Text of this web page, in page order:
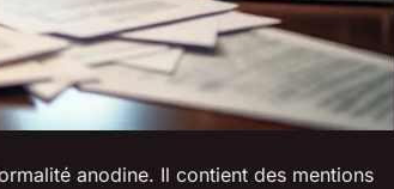
anodine. Il contient des mentions